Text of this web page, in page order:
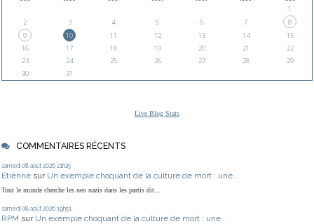
1
2
3 4 5 6 7
8
9
10 11 12 13 14
15
16
17 18 19 20 21
22
23
24 25 26 27 28
29
30
31
Live Blog Stats
COMMENTAIRES RÉCENTS
samedi 08 août 2026 21h25
Etienne sur Un exemple choquant de la culture de mort : une...
Tout le monde cherche les neo nazis dans les partis dit...
samedi 08 août 2026 19h51
RPM sur Un exemple choquant de la culture de mort : une...